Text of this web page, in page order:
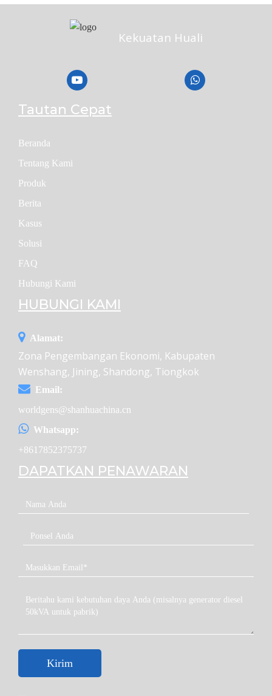
Kekuatan Huali
Tautan Cepat
Beranda
Tentang Kami
Produk
Berita
Kasus
Solusi
FAQ
Hubungi Kami
HUBUNGI KAMI
Alamat:
Zona Pengembangan Ekonomi, Kabupaten
Wenshang, Jining, Shandong, Tiongkok
Email:
worldgens@shanhuachina.cn
Whatsapp:
+8617852375737
DAPATKAN PENAWARAN
Kirim